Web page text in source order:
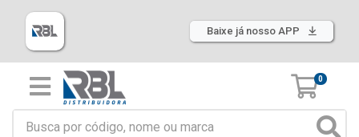
Baixe já nosso APP
0